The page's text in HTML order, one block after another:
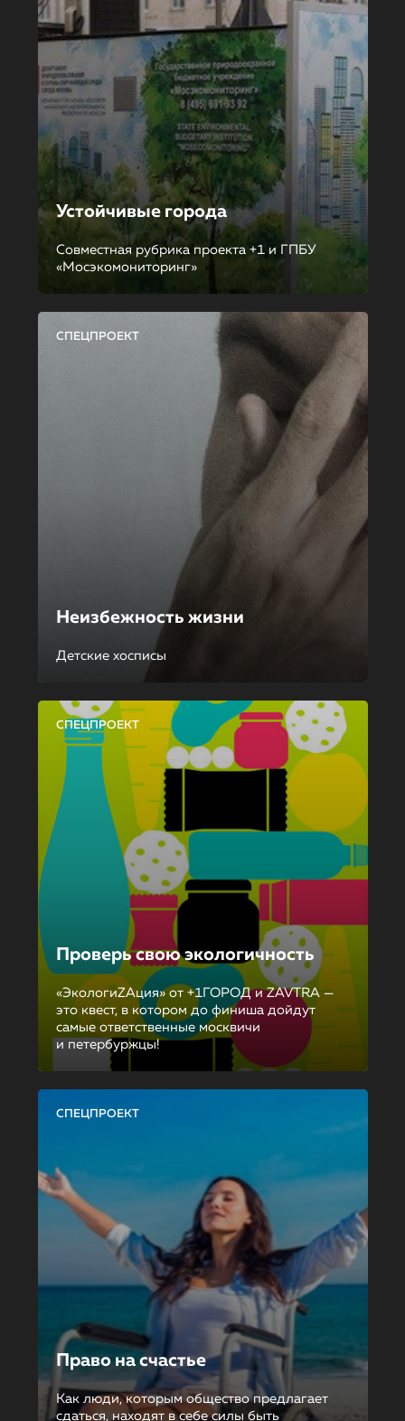
Устойчивые города
Совместная рубрика проекта +1 и ГПБУ
«Мосэкомониторинг»
СПЕЦПРОЕКТ
Неизбежность жизни
Детские хосписы
СПЕЦПРОЕКТ
Проверь свою экологичность
«ЭкологиZAция» от +1ГОРОД и ZAVTRA —
это квест, в котором до финиша дойдут
самые ответственные москвичи
и петербуржцы!
СПЕЦПРОЕКТ
Право на счастье
Как люди, которым общество предлагает
сдаться, находят в себе силы быть